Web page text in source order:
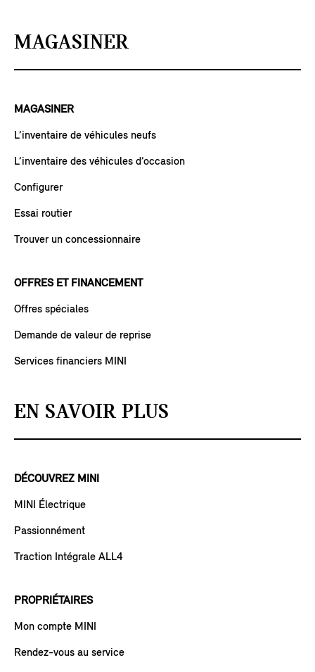
MAGASINER
MAGASINER
L’inventaire de véhicules neufs
L’inventaire des véhicules d’occasion
Configurer
Essai routier
Trouver un concessionnaire
OFFRES ET FINANCEMENT
Offres spéciales
Demande de valeur de reprise
Services financiers MINI
EN SAVOIR PLUS
DÉCOUVREZ MINI
MINI Électrique
Passionnément
Traction Intégrale ALL4
PROPRIÉTAIRES
Mon compte MINI
Rendez-vous au service